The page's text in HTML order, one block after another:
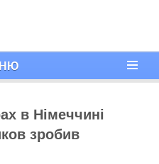
в Німеччині
зробив